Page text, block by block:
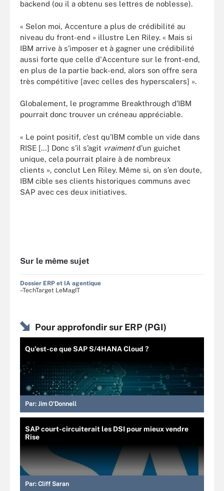
backend (ou il a obtenu ses lettres de noblesse).
« Selon moi, Accenture a plus de crédibilité au
niveau du front-end » illustre Len Riley. « Mais si
IBM arrive à s’imposer et à gagner une crédibilité
aussi forte que celle d'Accenture sur le front-end,
en plus de la partie back-end, alors son offre sera
très compétitive [avec celles des hyperscalers] ».
Globalement, le programme Breakthrough d’IBM
pourrait donc trouver un créneau appréciable.
« Le point positif, c’est qu’IBM comble un vide dans
RISE […] Donc s’il s’agit vraimentd’un guichet
unique, cela pourrait plaire à de nombreux
clients », conclut Len Riley. Même si, on s’en doute,
IBM cible ses clients historiques communs avec
SAP avec ces deux initiatives.
Sur le même sujet
Dossier ERP et IA agentique
–TechTarget LeMagIT
Pour approfondir sur ERP (PGI)
Qu'est-ce que SAP S/4HANA Cloud ?
Par: Jim O'Donnell
SAP court-circuiterait les DSI pour mieux vendre
Rise
Par: Cliff Saran